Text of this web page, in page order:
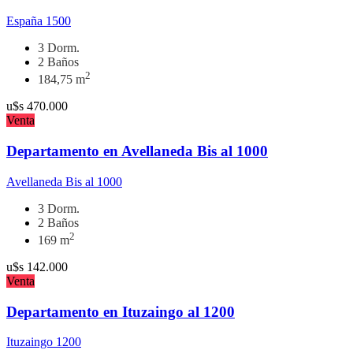
España 1500
3 Dorm.
2 Baños
184,75 m2
u$s 470.000
Venta
Departamento en Avellaneda Bis al 1000
Avellaneda Bis al 1000
3 Dorm.
2 Baños
169 m2
u$s 142.000
Venta
Departamento en Ituzaingo al 1200
Ituzaingo 1200